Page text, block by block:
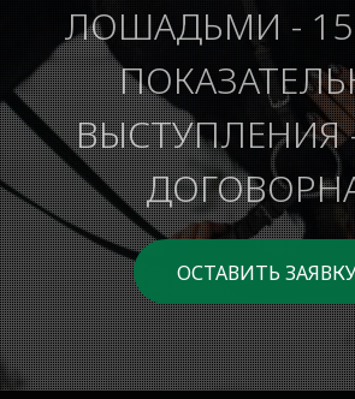
ЛОШАДЬМИ -
ВЫСТУПЛЕНИЯ
ОСТАВИТЬ